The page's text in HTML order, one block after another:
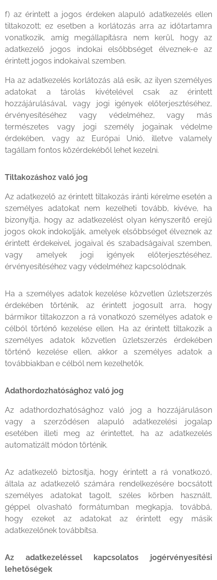
f) az érintett a jogos érdeken alapuló adatkezelés ellen
tiltakozott; ez esetben a korlátozás arra az időtartamra
vonatkozik, amíg megállapításra nem kerül, hogy az
adatkezelő jogos indokai elsőbbséget élveznek-e az
érintett jogos indokaival szemben.
Ha az adatkezelés korlátozás alá esik, az ilyen személyes
adatokat a tárolás kivételével csak az érintett
hozzájárulásával, vagy jogi igények előterjesztéséhez,
érvényesítéséhez vagy védelméhez, vagy más
természetes vagy jogi személy jogainak védelme
érdekében, vagy az Európai Unió, illetve valamely
tagállam fontos közérdekéből lehet kezelni.
Tiltakozáshoz való jog
Az adatkezelő az érintett tiltakozás iránti kérelme esetén a
személyes adatokat nem kezelheti tovább, kivéve, ha
bizonyítja, hogy az adatkezelést olyan kényszerítő erejű
jogos okok indokolják, amelyek elsőbbséget élveznek az
érintett érdekeivel, jogaival és szabadságaival szemben,
vagy amelyek jogi igények előterjesztéséhez,
érvényesítéséhez vagy védelméhez kapcsolódnak.
Ha a személyes adatok kezelése közvetlen üzletszerzés
érdekében történik, az érintett jogosult arra, hogy
bármikor tiltakozzon a rá vonatkozó személyes adatok e
célból történő kezelése ellen. Ha az érintett tiltakozik a
személyes adatok közvetlen üzletszerzés érdekében
történő kezelése ellen, akkor a személyes adatok a
továbbiakban e célból nem kezelhetők.
Adathordozhatósághoz való jog
Az adathordozhatósághoz való jog a hozzájáruláson
vagy a szerződésen alapuló adatkezelési jogalap
esetében illeti meg az érintettet, ha az adatkezelés
automatizált módon történik.
Az adatkezelő biztosítja, hogy érintett a rá vonatkozó,
általa az adatkezelő számára rendelkezésére bocsátott
személyes adatokat tagolt, széles körben használt,
géppel olvasható formátumban megkapja, továbbá,
hogy ezeket az adatokat az érintett egy másik
adatkezelőnek továbbítsa.
Az adatkezeléssel kapcsolatos jogérvényesítési
lehetőségek